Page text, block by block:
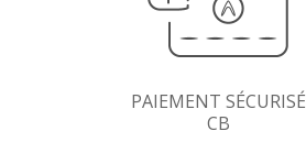
PAIEMENT SÉCURISÉ
CB